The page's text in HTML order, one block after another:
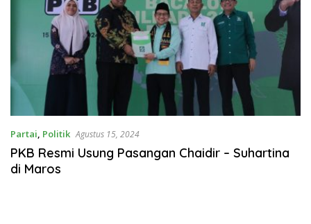
Partai, Politik Agustus 15, 2024
PKB Resmi Usung Pasangan Chaidir – Suhartina
di Maros